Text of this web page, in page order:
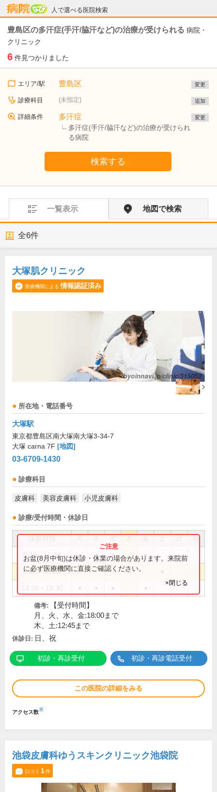
人で選べる医院検索
病院なび
豊島区の多汗症(手汗/脇汗など)の治療が受けられる 病院・
クリニック
6 件見つかりました
エリア/駅 豊島区 変更
診療科目 (未指定) 追加
詳細条件 多汗症
多汗症(手汗/脇汗など)の治療が受けられ
る病院
変更
検索する
一覧表示 地図で検索
全6件
大塚肌クリニック
医療機関による 情報認証済み
所在地・電話番号
大塚駅
東京都豊島区南大塚南大塚3-34-7
大塚 carna 7F [地図]
03-6709-1430
診療科目
皮膚科 美容皮膚科 小児皮膚科
診療/受付時間・休診日
祝
9:30～12:30 ● ● ● ●
9:30～13:00 ●
お盆(8月中旬)は休診・休業の場合があります。来院前
に必ず医療機関に直接ご確認ください。
×閉じる
備考:
【受付時間】
月、火、水、金:18:00まで
木、土:12:45まで
休診日: 日、祝
初診・再診受付 初診・再診電話受付
この医院の詳細をみる
アクセス数※
池袋皮膚科ゆうスキンクリニック池袋院
口コミ 1件